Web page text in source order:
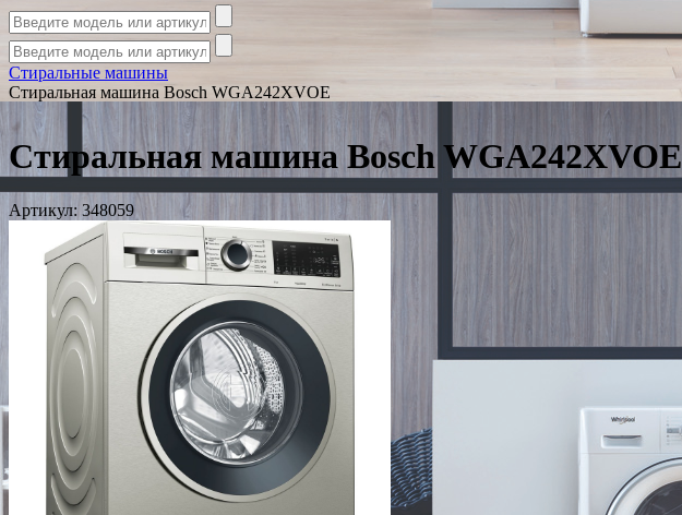
Стиральные машины
Стиральная машина Bosch WGA242XVOE
Стиральная машина Bosch WGA242XVOE
Артикул: 348059